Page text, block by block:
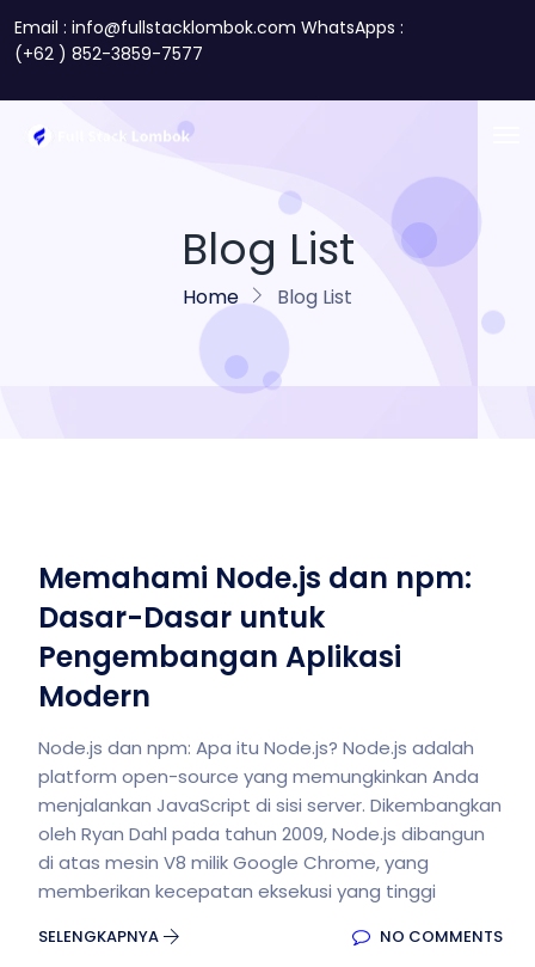
Email : info@fullstacklombok.com WhatsApps :
(+62 ) 852-3859-7577
Blog List
Home Blog List
Memahami Node.js dan npm:
Dasar-Dasar untuk
Pengembangan Aplikasi
Modern
Node.js dan npm: Apa itu Node.js? Node.js adalah
platform open-source yang memungkinkan Anda
menjalankan JavaScript di sisi server. Dikembangkan
oleh Ryan Dahl pada tahun 2009, Node.js dibangun
di atas mesin V8 milik Google Chrome, yang
memberikan kecepatan eksekusi yang tinggi
SELENGKAPNYA NO COMMENTS